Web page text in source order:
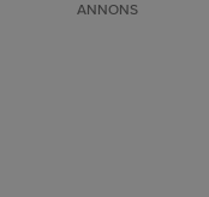
ANNONS